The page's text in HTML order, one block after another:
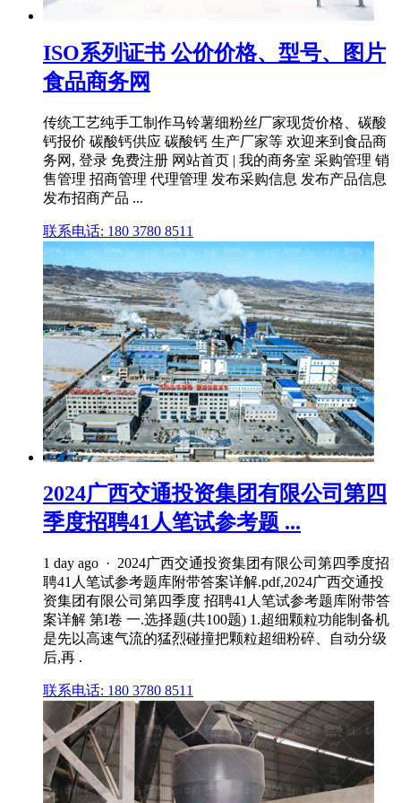
ISO系列证书 公价价格、型号、图片
食品商务网
传统工艺纯手工制作马铃薯细粉丝厂家现货价格、碳酸
钙报价 碳酸钙供应 碳酸钙 生产厂家等 欢迎来到食品商
务网, 登录 免费注册 网站首页 | 我的商务室 采购管理 销
售管理 招商管理 代理管理 发布采购信息 发布产品信息
发布招商产品 ...
联系电话: 180 3780 8511
2024广西交通投资集团有限公司第四
季度招聘41人笔试参考题 ...
1 day ago · 2024广西交通投资集团有限公司第四季度招
聘41人笔试参考题库附带答案详解.pdf,2024广西交通投
资集团有限公司第四季度 招聘41人笔试参考题库附带答
案详解 第I卷 一.选择题(共100题) 1.超细颗粒功能制备机
是先以高速气流的猛烈碰撞把颗粒超细粉碎、自动分级
后,再 .
联系电话: 180 3780 8511